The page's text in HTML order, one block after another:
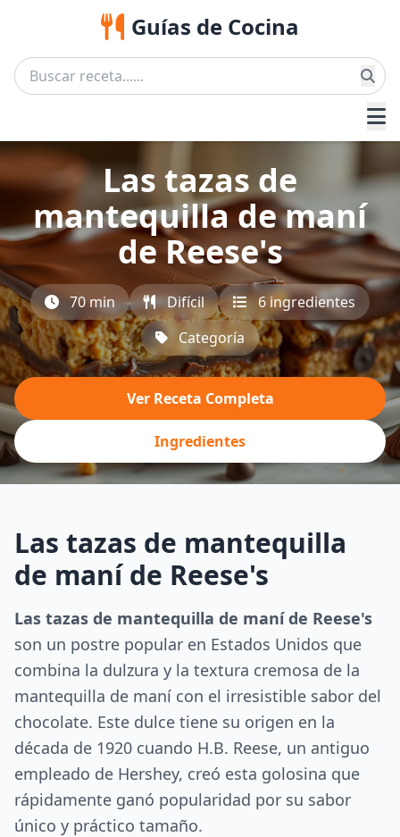
Guías de Cocina
Las tazas de
mantequilla de maní
de Reese's
70 min Difícil
6 ingredientes
Categoría
Ver Receta Completa
Ingredientes
Las tazas de mantequilla
de maní de Reese's
Las tazas de mantequilla de maní de Reese's
son un postre popular en Estados Unidos que
combina la dulzura y la textura cremosa de la
mantequilla de maní con el irresistible sabor del
chocolate. Este dulce tiene su origen en la
década de 1920 cuando H.B. Reese, un antiguo
empleado de Hershey, creó esta golosina que
rápidamente ganó popularidad por su sabor
único y práctico tamaño.